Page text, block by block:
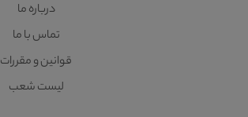
درباره ما
تماس با ما
قوانین و مقررات
لیست شعب